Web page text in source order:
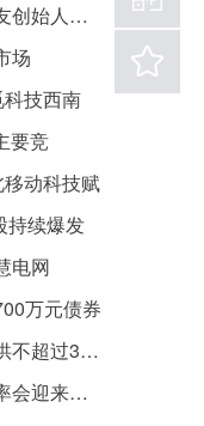
揭秘直播喊话遭抵制的文和友创始人文和友
场
技西南
要竞
移动科技赋
持续爆发
电网
万元债券
香农芯创拟为控股子公司提供不超过3亿担
和讯投顾刘远航：周二大概率会迎来探底回